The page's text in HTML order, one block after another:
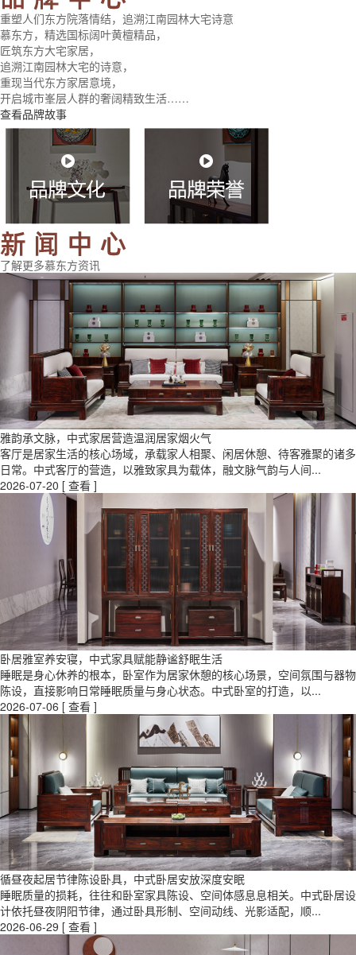
重塑人们东方院落情结，追溯江南园林大宅诗意
慕东方，精选国标阔叶黄檀精品，
匠筑东方大宅家居，
追溯江南园林大宅的诗意，
重现当代东方家居意境，
开启城市峯层人群的奢阔精致生活……
查看品牌故事
了解更多慕东方资讯
雅韵承文脉，中式家居营造温润居家烟火气
客厅是居家生活的核心场域，承载家人相聚、闲居休憩、待客雅聚的诸多
日常。中式客厅的营造，以雅致家具为载体，融文脉气韵与人间...
2026-07-20 [ 查看 ]
卧居雅室养安寝，中式家具赋能静谧舒眠生活
睡眠是身心休养的根本，卧室作为居家休憩的核心场景，空间氛围与器物
陈设，直接影响日常睡眠质量与身心状态。中式卧室的打造，以...
2026-07-06 [ 查看 ]
循昼夜起居节律陈设卧具，中式卧居安放深度安眠
睡眠质量的损耗，往往和卧室家具陈设、空间体感息息相关。中式卧居设
计依托昼夜阴阳节律，通过卧具形制、空间动线、光影适配，顺...
2026-06-29 [ 查看 ]